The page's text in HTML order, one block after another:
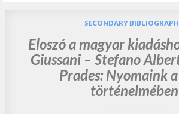
SECONDARY
Eloszó a magyar
Giussani – Stefano
Prades: Nyomaink
történelmében